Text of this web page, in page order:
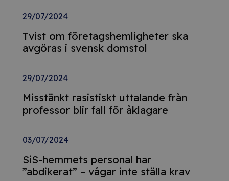
29/07/2024
Tvist om företagshemligheter ska
avgöras i svensk domstol
29/07/2024
Misstänkt rasistiskt uttalande från
professor blir fall för åklagare
03/07/2024
SiS-hemmets personal har
”abdikerat” – vågar inte ställa krav